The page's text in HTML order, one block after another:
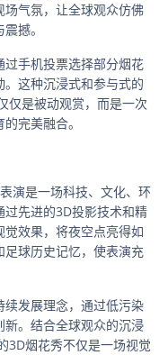
气氛，让全球观众仿佛
撼。
手机投票选择部分烟花
这种沉浸式和参与式的
仅是被动观赏，而是一次
完美融合。
演是一场科技、文化、环
先进的3D投影技术和精
效果，将夜空点亮得如
球历史记忆，使表演充
发展理念，通过低污染
。结合全球观众的沉浸
3D烟花秀不仅是一场视觉